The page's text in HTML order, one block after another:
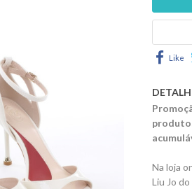
Like
Na loja
Liu Jo